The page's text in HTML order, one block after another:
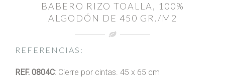
BABERO RIZO TOALLA, 100%
ALGODÓN DE 450 GR./M2
REFERENCIAS:
REF. 0804C: Cierre por cintas. 45 x 65 cm